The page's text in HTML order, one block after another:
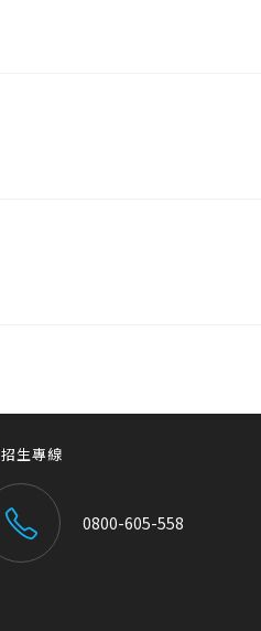
招生專線
0800-605-558